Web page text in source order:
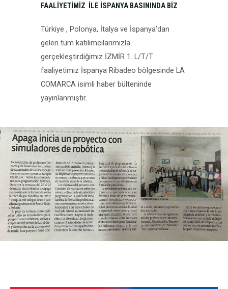
FAALİYETİMİZ İLE İSPANYA BASININDA BİZ
Türkiye , Polonya, İtalya ve İspanya’dan
gelen tüm katılımcılarımızla
gerçekleştirdiğimiz İZMİR 1. L/T/T
faaliyetimiz İspanya Ribadeo bölgesinde LA
COMARCA isimli haber bülteninde
yayınlanmıştır.